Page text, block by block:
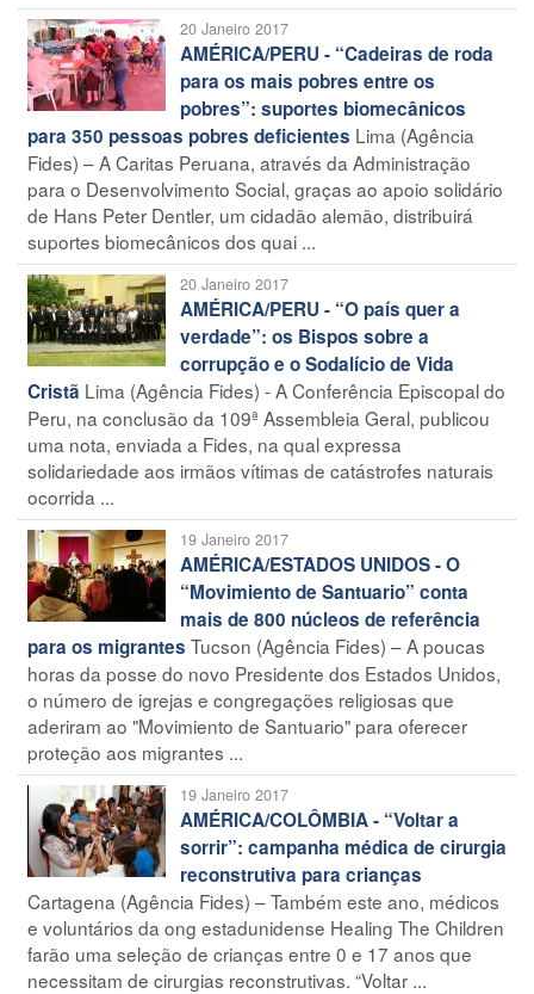
20 Janeiro 2017
AMÉRICA/PERU - “Cadeiras de roda
para os mais pobres entre os
pobres”: suportes biomecânicos
para 350 pessoas pobres deficientes Lima (Agência
Fides) – A Caritas Peruana, através da Administração
para o Desenvolvimento Social, graças ao apoio solidário
de Hans Peter Dentler, um cidadão alemão, distribuirá
suportes biomecânicos dos quai ...
20 Janeiro 2017
AMÉRICA/PERU - “O país quer a
verdade”: os Bispos sobre a
corrupção e o Sodalício de Vida
Cristã Lima (Agência Fides) - A Conferência Episcopal do
Peru, na conclusão da 109ª Assembleia Geral, publicou
uma nota, enviada a Fides, na qual expressa
solidariedade aos irmãos vítimas de catástrofes naturais
ocorrida ...
19 Janeiro 2017
AMÉRICA/ESTADOS UNIDOS - O
“Movimiento de Santuario” conta
mais de 800 núcleos de referência
para os migrantes Tucson (Agência Fides) – A poucas
horas da posse do novo Presidente dos Estados Unidos,
o número de igrejas e congregações religiosas que
aderiram ao "Movimiento de Santuario" para oferecer
proteção aos migrantes ...
19 Janeiro 2017
AMÉRICA/COLÔMBIA - “Voltar a
sorrir”: campanha médica de cirurgia
reconstrutiva para crianças
Cartagena (Agência Fides) – Também este ano, médicos
e voluntários da ong estadunidense Healing The Children
farão uma seleção de crianças entre 0 e 17 anos que
necessitam de cirurgias reconstrutivas. “Voltar ...